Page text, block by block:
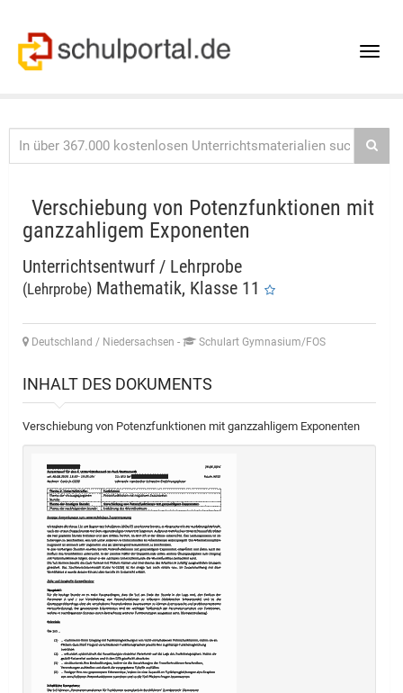
Toggle
Verschiebung von Potenzfunktionen mit
ganzzahligem Exponenten
Unterrichtsentwurf / Lehrprobe
(Lehrprobe) Mathematik, Klasse 11
Deutschland / Niedersachsen - Schulart Gymnasium/FOS
INHALT DES DOKUMENTS
Verschiebung von Potenzfunktionen mit ganzzahligem Exponenten